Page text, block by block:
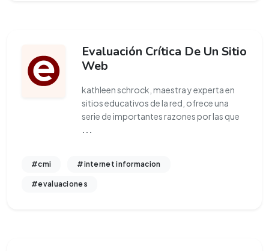
Evaluación Crítica De Un Sitio
Web
kathleen schrock, maestra y experta en
sitios educativos de la red, ofrece una
serie de importantes razones por las que
...
#cmi #internet informacion
#evaluaciones